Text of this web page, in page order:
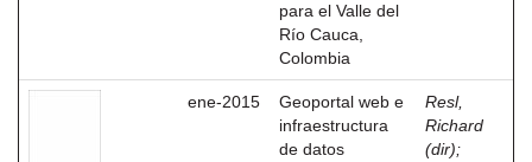
para el Valle del
Río Cauca,
Colombia
ene-2015
Geoportal web e
infraestructura
de datos
Resl,
Richard
(dir);